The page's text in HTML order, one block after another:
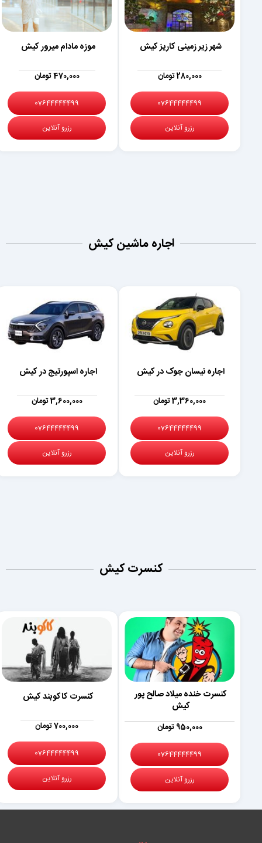
شهر زیر زمینی کاریز کیش
280,000 تومان
07644444499
رزرو آنلاین
موزه مادام میرور کیش
470,000 تومان
07644444499
رزرو آنلاین
اجاره ماشین کیش
اجاره نیسان جوک در کیش
3,360,000 تومان
07644444499
رزرو آنلاین
اجاره اسپورتیج در کیش
3,600,000 تومان
07644444499
رزرو آنلاین
کنسرت کیش
کنسرت خنده میلاد صالح پور
کیش
950,000 تومان
07644444499
رزرو آنلاین
کنسرت کاکوبند کیش
700,000 تومان
07644444499
رزرو آنلاین